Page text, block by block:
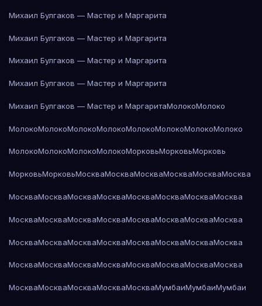
Михаил Булгаков — Мастер и Маргарита
Михаил Булгаков — Мастер и Маргарита
Михаил Булгаков — Мастер и Маргарита
Михаил Булгаков — Мастер и Маргарита
Михаил Булгаков — Мастер и МаргаритаМолокоМолоко
МолокоМолокоМолокоМолокоМолокоМолокоМолокоМолоко
МолокоМолокоМолокоМолокоМорковьМорковьМорковь
МорковьМорковьМоскваМоскваМоскваМоскваМоскваМосква
МоскваМоскваМоскваМоскваМоскваМоскваМоскваМосква
МоскваМоскваМоскваМоскваМоскваМоскваМоскваМосква
МоскваМоскваМоскваМоскваМоскваМоскваМоскваМосква
МоскваМоскваМоскваМоскваМоскваМоскваМоскваМосква
МоскваМоскваМоскваМоскваМоскваМумбаиМумбаиМумбаи